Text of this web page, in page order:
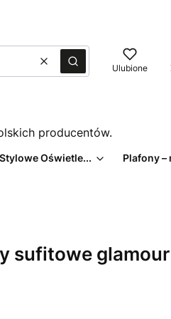
WyczyśćSzukaj Ulubione
producentów.
Oświetle... Plafony –
sufitowe glamour |